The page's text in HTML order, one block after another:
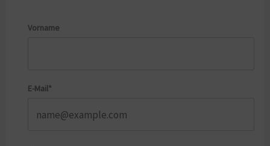
Vorname
E-Mail*